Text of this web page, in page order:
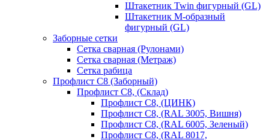
Штакетник Twin фигурный (GL)
Штакетник М-образный
фигурный (GL)
Заборные сетки
Сетка сварная (Рулонами)
Сетка сварная (Метраж)
Сетка рабица
Профлист С8 (Заборный)
Профлист С8, (Склад)
Профлист С8, (ЦИНК)
Профлист С8, (RAL 3005, Вишня)
Профлист С8, (RAL 6005, Зеленый)
Профлист С8, (RAL 8017,